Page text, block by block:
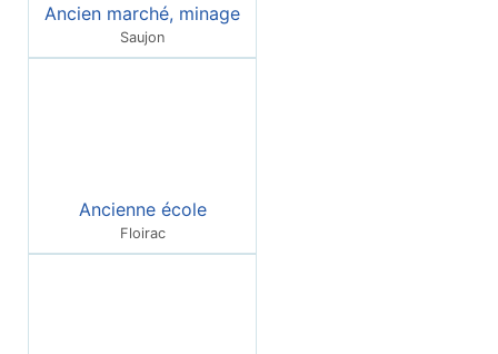
Ancien marché, minage
Saujon
Ancienne école
Floirac